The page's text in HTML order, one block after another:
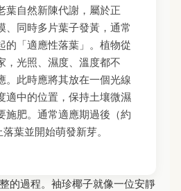
葉自然新陳代謝，屬於正
、同時多片葉子發黃，通常
的「適應性落葉」。植物從
，光照、濕度、溫度都不
。此時應將其放在一個光線
適中的位置，保持土壤微濕
施肥。通常適應期過後（約
葉並開始萌發新芽。
的過程。袖珍椰子就像一位安靜